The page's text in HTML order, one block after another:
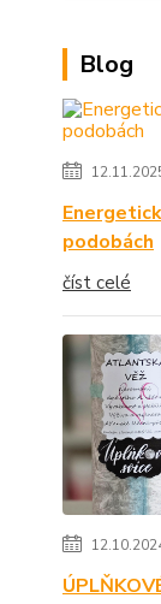
Blog
podobách
číst celé